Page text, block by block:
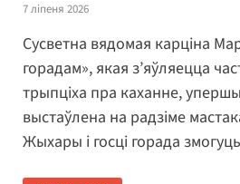
7 ліпеня 2026
Сусветна вядомая карціна
горадам», якая з’яўляецца
трыпціха пра каханне,
выстаўлена на радзіме
Жыхары і госці горада